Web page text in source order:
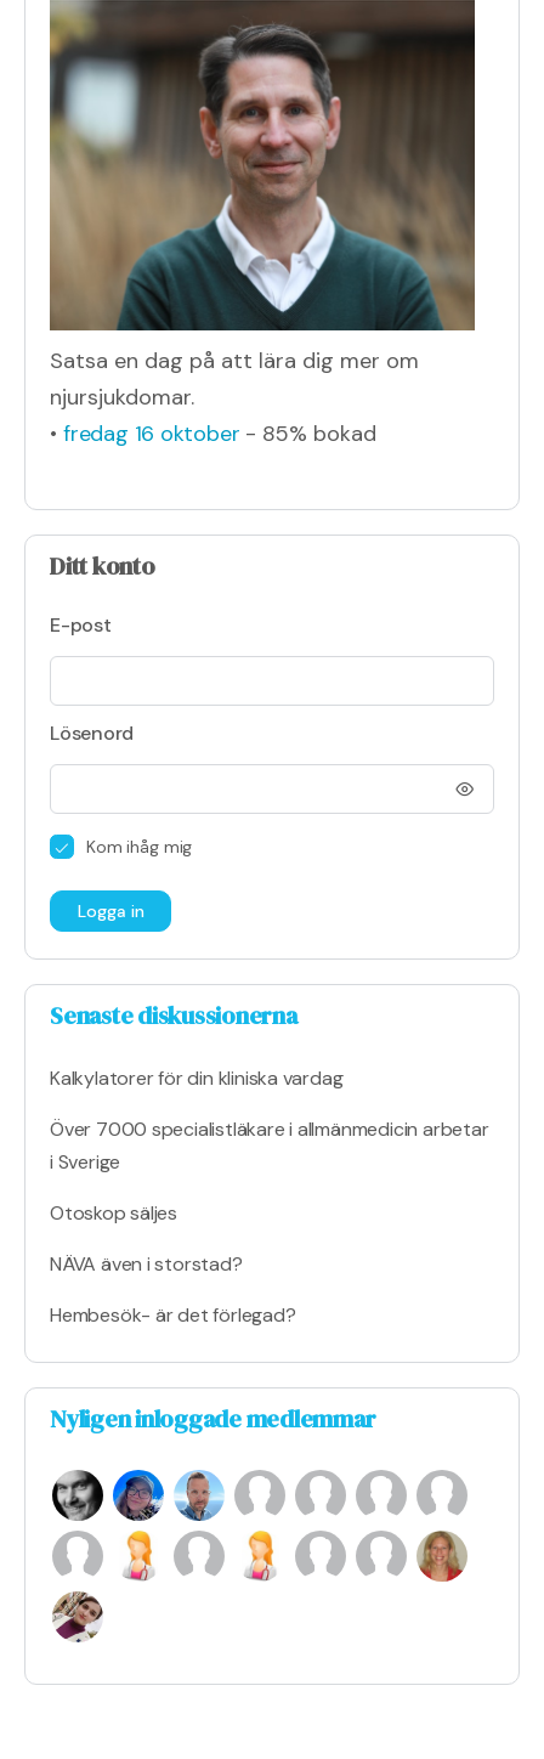
Satsa en dag på att lära dig mer om
njursjukdomar.
• fredag 16 oktober - 85% bokad
Ditt konto
E-post
Lösenord
Kom ihåg mig
Senaste diskussionerna
Kalkylatorer för din kliniska vardag
Över 7000 specialistläkare i allmänmedicin arbetar
i Sverige
Otoskop säljes
NÄVA även i storstad?
Hembesök- är det förlegad?
Nyligen inloggade medlemmar